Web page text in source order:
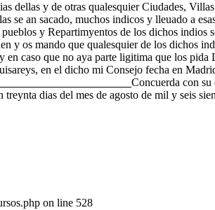
dellas y de otras qualesquier Ciudades,
an sacado, muchos indicos y lleuado a
y Repartimyentos de los dichos indios
os mando que qualesquier de los dichos
en caso que no aya parte ligitima que los
en el dicho mi Consejo fecha en
Concuerda con
dias del mes de agosto de mil y seis
on line 528